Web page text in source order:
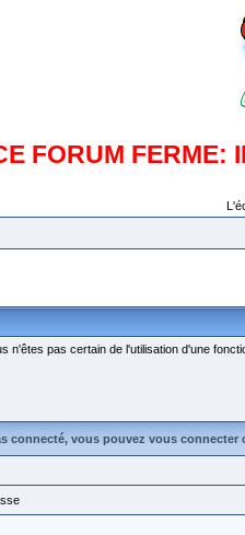
FORUM FERME:
n'êtes pas certain de l'utilisation d'une
connecté, vous pouvez vous connecter